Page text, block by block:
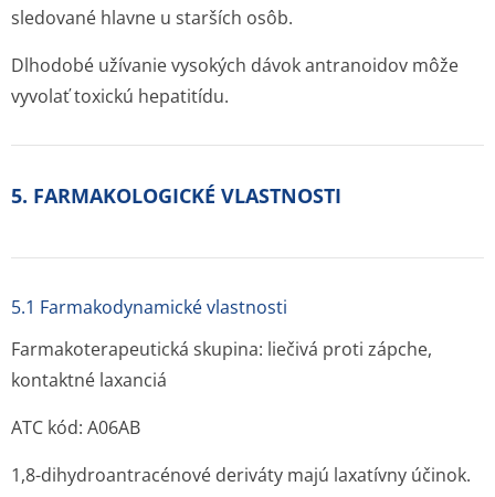
sledované hlavne u starších osôb.
Dlhodobé užívanie vysokých dávok antranoidov môže
vyvolať toxickú hepatitídu.
5. FARMAKOLOGICKÉ VLASTNOSTI
5.1 Farmakodynamické vlastnosti
Farmakoterapeutická skupina: liečivá proti zápche,
kontaktné laxanciá
ATC kód: A06AB
1,8-dihydroantracénové deriváty majú laxatívny účinok.